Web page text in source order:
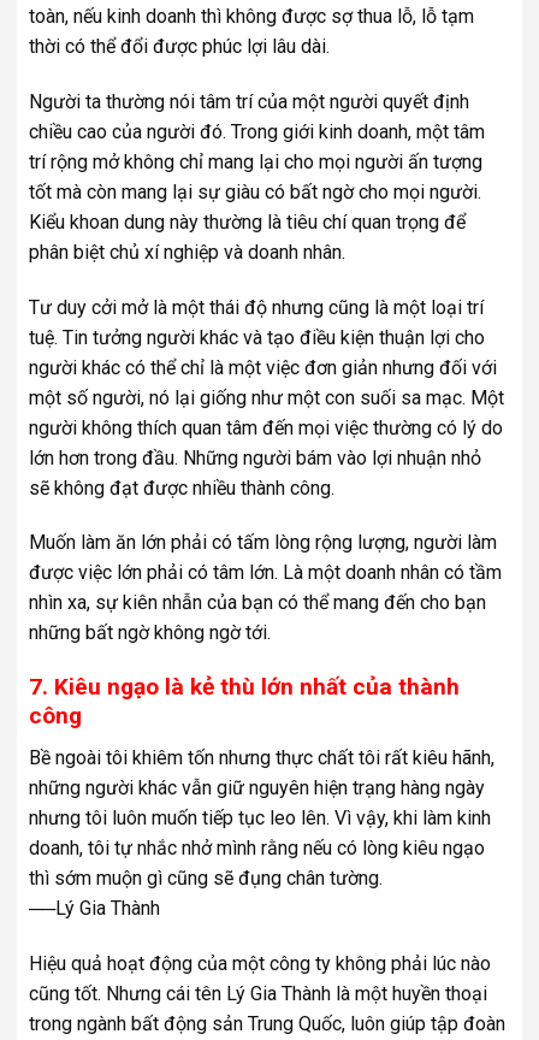
toàn, nếu kinh doanh thì không được sợ thua lỗ, lỗ tạm
thời có thể đổi được phúc lợi lâu dài.
Người ta thường nói tâm trí của một người quyết định
chiều cao của người đó. Trong giới kinh doanh, một tâm
trí rộng mở không chỉ mang lại cho mọi người ấn tượng
tốt mà còn mang lại sự giàu có bất ngờ cho mọi người.
Kiểu khoan dung này thường là tiêu chí quan trọng để
phân biệt chủ xí nghiệp và doanh nhân.
Tư duy cởi mở là một thái độ nhưng cũng là một loại trí
tuệ. Tin tưởng người khác và tạo điều kiện thuận lợi cho
người khác có thể chỉ là một việc đơn giản nhưng đối với
một số người, nó lại giống như một con suối sa mạc. Một
người không thích quan tâm đến mọi việc thường có lý do
lớn hơn trong đầu. Những người bám vào lợi nhuận nhỏ
sẽ không đạt được nhiều thành công.
Muốn làm ăn lớn phải có tấm lòng rộng lượng, người làm
được việc lớn phải có tâm lớn. Là một doanh nhân có tầm
nhìn xa, sự kiên nhẫn của bạn có thể mang đến cho bạn
những bất ngờ không ngờ tới.
7. Kiêu ngạo là kẻ thù lớn nhất của thành
công
Bề ngoài tôi khiêm tốn nhưng thực chất tôi rất kiêu hãnh,
những người khác vẫn giữ nguyên hiện trạng hàng ngày
nhưng tôi luôn muốn tiếp tục leo lên. Vì vậy, khi làm kinh
doanh, tôi tự nhắc nhở mình rằng nếu có lòng kiêu ngạo
thì sớm muộn gì cũng sẽ đụng chân tường.
──Lý Gia Thành
Hiệu quả hoạt động của một công ty không phải lúc nào
cũng tốt. Nhưng cái tên Lý Gia Thành là một huyền thoại
trong ngành bất động sản Trung Quốc, luôn giúp tập đoàn